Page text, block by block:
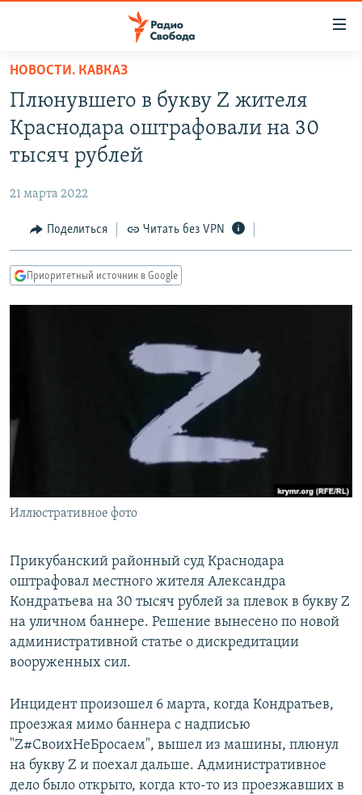
упрощенного
доступа
Вернуться
основному
Вернутся
Вернутся
ПОДКАСТЫ
АВТОРСКИЕ ПРОЕКТЫ
МНЕНИЯ
КУЛЬТУРА
КАВКАЗ.РЕАЛИИ
РАСПИСАНИЕ ВЕЩАНИЯ
ПОДПИШИТЕСЬ НА РАССЫЛКУ
Все сайты РСЕ/РС
НОВОСТИ. КАВКАЗ
Плюнувшего в букву Z жителя
Краснодара оштрафовали на 30
тысяч рублей
21 марта 2022
Поделиться Читать без VPN
Приоритетный источник в Google
Иллюстративное фото
Прикубанский районный суд Краснодара
оштрафовал местного жителя Александра
Кондратьева на 30 тысяч рублей за плевок в букву Z
на уличном баннере. Решение вынесено по новой
административной статье о дискредитации
вооруженных сил.
Инцидент произошел 6 марта, когда Кондратьев,
проезжая мимо баннера с надписью
"Z#СвоихНеБросаем", вышел из машины, плюнул
на букву Z и поехал дальше. Административное
дело было открыто, когда кто-то из проезжавших в